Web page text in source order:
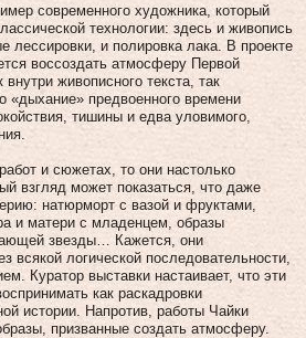
современного художника, который
технологии: здесь и живопись
лессировки, и полировка лака. В проекте
воссоздать атмосферу Первой
живописного текста, так
предвоенного времени
тишины и едва уловимого,
и сюжетах, то они настолько
взгляд может показаться, что даже
натюрморт с вазой и фруктами,
и матери с младенцем, образы
звезды… Кажется, они
всякой логической последовательности,
Куратор выставки настаивает, что эти
как раскадровки
истории. Напротив, работы Чайки
призванные создать атмосферу.